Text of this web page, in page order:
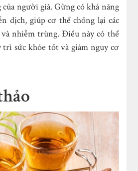
người già. Gừng có khả năng
dịch, giúp cơ thể chống lại các
và nhiễm trùng. Điều này có thể
sức khỏe tốt và giảm nguy cơ